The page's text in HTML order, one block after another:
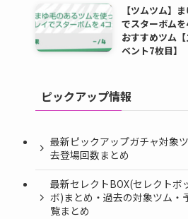
【ツムツム】
でスターボム
おすすめツム
ベント7枚目】
ピックアップ情報
最新ピックアップガチャ対象
去登場回数まとめ
最新セレクトBOX(セレクトボ
ボ)まとめ・過去の対象ツム・
覧まとめ